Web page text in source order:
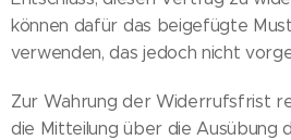
können dafür das beigefügte
verwenden, das jedoch nicht
Zur Wahrung der Widerrufsfrist
die Mitteilung über die Ausübung